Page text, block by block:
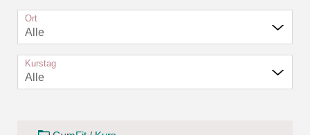
Ort
Alle
Kurstag
Alle